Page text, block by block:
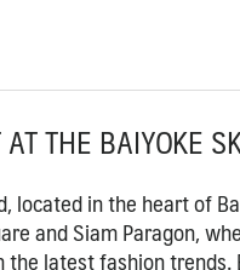
THE BAIYOKE
located in the heart of
and Siam Paragon,
latest fashion trends.